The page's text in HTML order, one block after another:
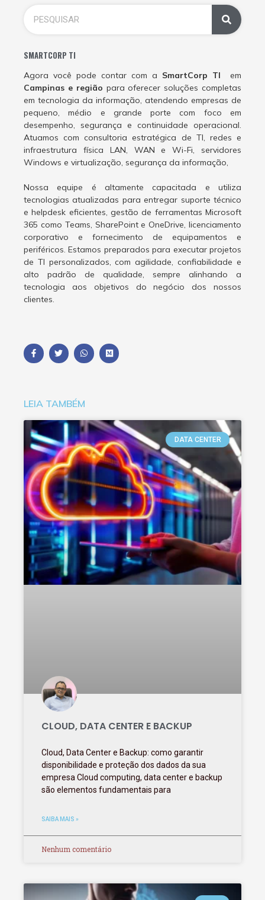
SMARTCORP TI
Agora você pode contar com a SmartCorp TI em
Campinas e região para oferecer soluções completas
em tecnologia da informação, atendendo empresas de
pequeno, médio e grande porte com foco em
desempenho, segurança e continuidade operacional.
Atuamos com consultoria estratégica de TI, redes e
infraestrutura física LAN, WAN e Wi-Fi, servidores
Windows e virtualização, segurança da informação,
Nossa equipe é altamente capacitada e utiliza
tecnologias atualizadas para entregar suporte técnico
e helpdesk eficientes, gestão de ferramentas Microsoft
365 como Teams, SharePoint e OneDrive, licenciamento
corporativo e fornecimento de equipamentos e
periféricos. Estamos preparados para executar projetos
de TI personalizados, com agilidade, confiabilidade e
alto padrão de qualidade, sempre alinhando a
tecnologia aos objetivos do negócio dos nossos
clientes.
LEIA TAMBÉM
DATA CENTER
CLOUD, DATA CENTER E BACKUP
Cloud, Data Center e Backup: como garantir
disponibilidade e proteção dos dados da sua
empresa Cloud computing, data center e backup
são elementos fundamentais para
SAIBA MAIS »
Nenhum comentário